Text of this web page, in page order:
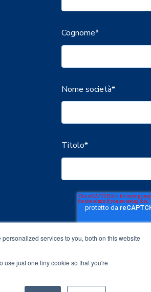
services to you, both on this website
use just one tiny cookie so that you're
Cognome*
Nome società*
Titolo*